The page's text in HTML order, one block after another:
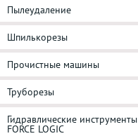
Пылеудаление
Шпилькорезы
Прочистные машины
Труборезы
Гидравлические инструменты
FORCE LOGIC